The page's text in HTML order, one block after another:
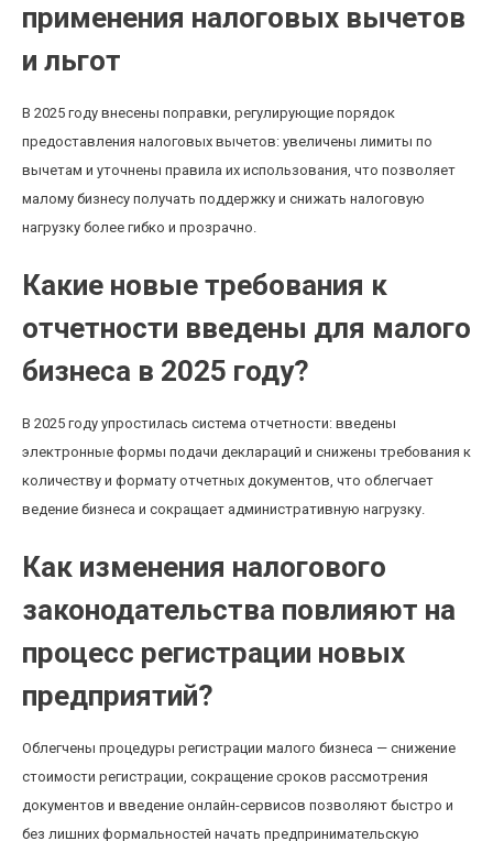
применения налоговых вычетов
и льгот
В 2025 году внесены поправки, регулирующие порядок
предоставления налоговых вычетов: увеличены лимиты по
вычетам и уточнены правила их использования, что позволяет
малому бизнесу получать поддержку и снижать налоговую
нагрузку более гибко и прозрачно.
Какие новые требования к
отчетности введены для малого
бизнеса в 2025 году?
В 2025 году упростилась система отчетности: введены
электронные формы подачи деклараций и снижены требования к
количеству и формату отчетных документов, что облегчает
ведение бизнеса и сокращает административную нагрузку.
Как изменения налогового
законодательства повлияют на
процесс регистрации новых
предприятий?
Облегчены процедуры регистрации малого бизнеса — снижение
стоимости регистрации, сокращение сроков рассмотрения
документов и введение онлайн-сервисов позволяют быстро и
без лишних формальностей начать предпринимательскую